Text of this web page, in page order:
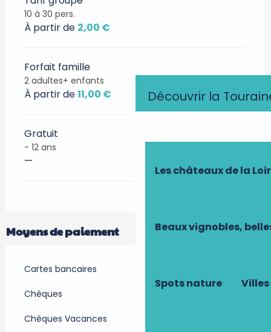
Découvrir la
Les châteaux de la
Beaux vignobles,
Spots nature
10 à 30 pers.
À partir de 2,00 €
Forfait famille
2 adultes+ enfants
À partir de11,00 €
Gratuit
- 12 ans
—
Moyens de paiement
Cartes bancaires
Chèques
Chèques Vacances